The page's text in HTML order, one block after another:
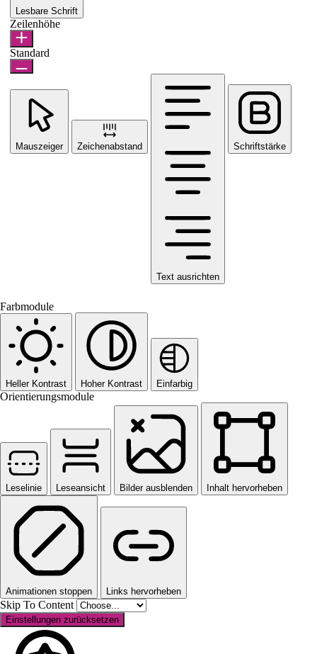
Lesbare Schrift
Zeilenhöhe
Standard
Mauszeiger Zeichenabstand
Text ausrichten
Schriftstärke
Farbmodule
Heller Kontrast Hoher Kontrast Einfarbig
Orientierungsmodule
Leselinie Leseansicht Bilder ausblenden Inhalt hervorheben
Animationen stoppen Links hervorheben
Skip To Content
Einstellungen zurücksetzen